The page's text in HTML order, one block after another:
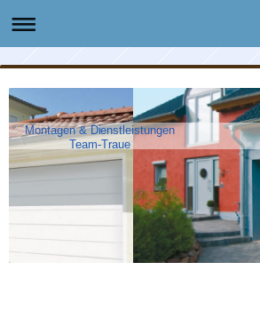
Montagen & Dienstleistungen
Team-Traue